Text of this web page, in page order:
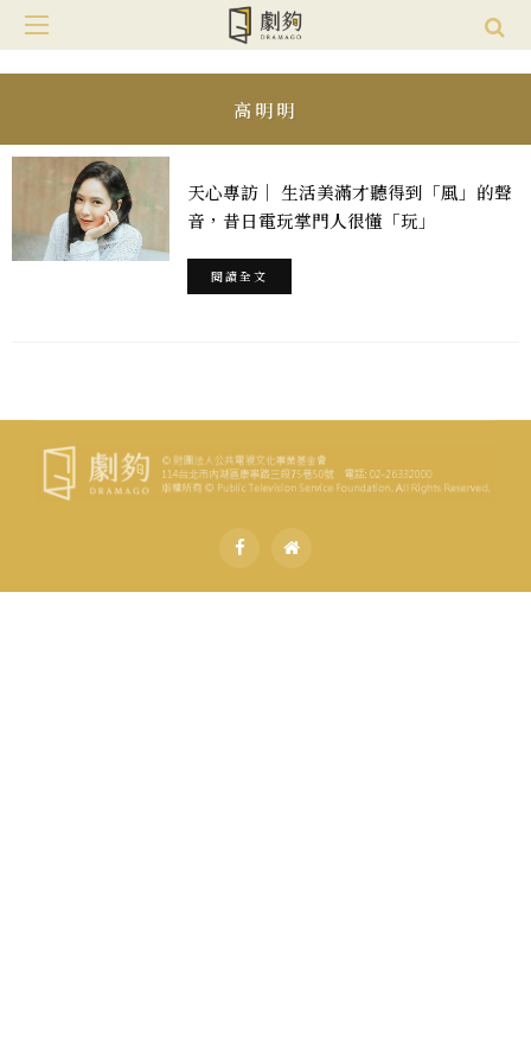
高明明
天心專訪｜ 生活美滿才聽得到「風」的聲
音，昔日電玩掌門人很懂「玩」
閱讀全文